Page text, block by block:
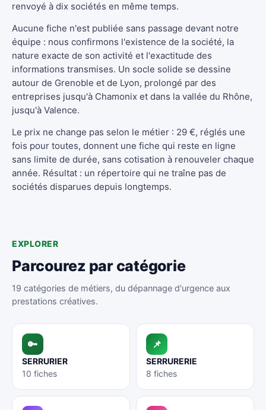
renvoyé à dix sociétés en même temps.
Aucune fiche n'est publiée sans passage devant notre
équipe : nous confirmons l'existence de la société, la
nature exacte de son activité et l'exactitude des
informations transmises. Un socle solide se dessine
autour de Grenoble et de Lyon, prolongé par des
entreprises jusqu'à Chamonix et dans la vallée du Rhône,
jusqu'à Valence.
Le prix ne change pas selon le métier : 29 €, réglés une
fois pour toutes, donnent une fiche qui reste en ligne
sans limite de durée, sans cotisation à renouveler chaque
année. Résultat : un répertoire qui ne traîne pas de
sociétés disparues depuis longtemps.
EXPLORER
Parcourez par catégorie
19 catégories de métiers, du dépannage d'urgence aux
prestations créatives.
🔑
SERRURIER
10 fiches
📌
SERRURERIE
8 fiches